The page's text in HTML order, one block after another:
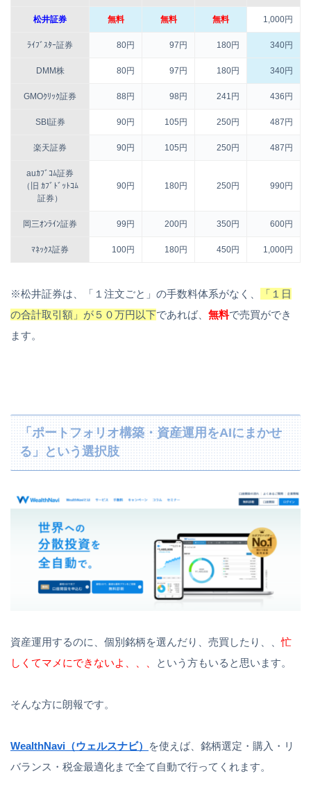
松井証券 無料 無料 無料 1,000円
ﾗｲﾌﾞｽﾀｰ証券 80円 97円 180円 340円
DMM株 80円 97円 180円 340円
GMOｸﾘｯｸ証券 88円 98円 241円 436円
SBI証券 90円 105円 250円 487円
楽天証券 90円 105円 250円 487円
auｶﾌﾞｺﾑ証券
（旧 ｶﾌﾞﾄﾞｯﾄｺﾑ
証券）
90円 180円 250円 990円
岡三ｵﾝﾗｲﾝ証券 99円 200円 350円 600円
ﾏﾈｯｸｽ証券 100円 180円 450円 1,000円
※松井証券は、「１注文ごと」の手数料体系がなく、
「１日
の合計取引額」が５０万円以下であれば、 無料で売買ができ
ます。
「ポートフォリオ構築・資産運用をAIにまかせ
る」という選択肢
資産運用するのに、個別銘柄を選んだり、売買したり、、忙
しくてマメにできないよ、、、
という方もいると思います。
そんな方に朗報です。
WealthNavi（ウェルスナビ）
を使えば、銘柄選定・購入・リ
バランス・税金最適化まで全て自動で行ってくれます。